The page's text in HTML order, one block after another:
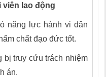
viên lao động
năng lực hành vi dân
ẩm chất đạo đức tốt.
bị truy cứu trách nhiệm
án.